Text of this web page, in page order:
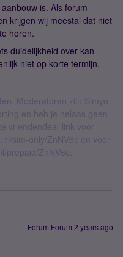
is. Als forum
krijgen wij meestal dat niet
horen.
duidelijkheid over kan
niet op korte termijn.
Moderatoren zijn Simyo
en heb je helaas geen
vriendendeal-link voor
sim-only/ZnNV6c en voor
prepaid/ZnNV6c.
Forum|Forum|2 years ago